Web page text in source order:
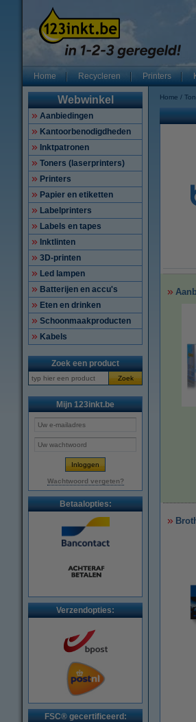
Home Recycleren Printers
Webwinkel
Aanbiedingen
Kantoorbenodigdheden
Inktpatronen
Toners (laserprinters)
Printers
Papier en etiketten
Labelprinters
Labels en tapes
Inktlinten
3D-printen
Led lampen
Batterijen en accu's
Eten en drinken
Schoonmaakproducten
Kabels
Zoek een product
Zoek
Mijn 123inkt.be
Wachtwoord vergeten?
Betaalopties:
Verzendopties:
FSC® gecertificeerd:
Home